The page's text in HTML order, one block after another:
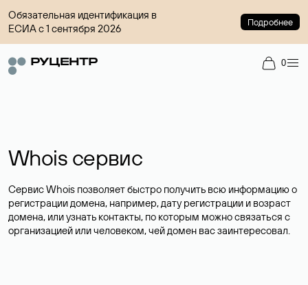
Обязательная идентификация в
ЕСИА с 1 сентября 2026
Подробнее
0
Whois сервис
Сервис Whois позволяет быстро получить всю информацию о
регистрации домена, например, дату регистрации и возраст
домена, или узнать контакты, по которым можно связаться с
организацией или человеком, чей домен вас заинтересовал.